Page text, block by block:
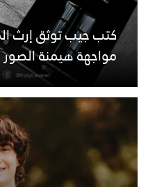
كتب جيب توثق إرث
مواجهة هيمنة الصور